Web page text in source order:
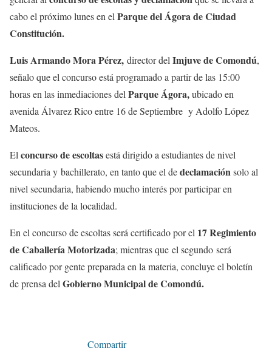
cabo el próximo lunes en el Parque del Ágora de Ciudad
Constitución.
Luis Armando Mora Pérez, director del Imjuve de Comondú,
señalo que el concurso está programado a partir de las 15:00
horas en las inmediaciones del Parque Ágora,ubicado en
avenida Álvarez Rico entre 16 de Septiembre y Adolfo López
Mateos.
El concurso de escoltasestá dirigido a estudiantes de nivel
secundaria y bachillerato, en tanto que el dedeclamaciónsolo al
nivel secundaria, habiendo mucho interés por participar en
instituciones de la localidad.
En el concurso de escoltas será certificado por el 17 Regimiento
de Caballería Motorizada; mientras que el segundo será
calificado por gente preparada en la materia, concluye el boletín
de prensa del Gobierno Municipal de Comondú.
Compartir